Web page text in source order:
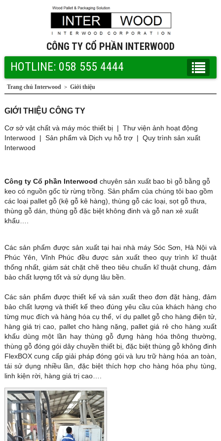
CÔNG TY CỔ PHẦN INTERWOOD
HOTLINE: 058 555 4444
Trang chủ Interwood > Giới thiệu
GIỚI THIỆU CÔNG TY
Cơ sở vật chất và máy móc thiết bị| Thư viện ảnh hoạt động
Interwood | Sản phẩm và Dịch vụ hỗ trợ| Quy trình sản xuất
Interwood
Công ty Cổ phần Interwood chuyên sản xuất bao bì gỗ bằng gỗ
keo có nguồn gốc từ rừng trồng. Sản phẩm của chúng tôi bao gồm
các loại pallet gỗ (kệ gỗ kê hàng), thùng gỗ các loại, sọt gỗ thưa,
thùng gỗ dán, thùng gỗ đặc biệt không đinh và gỗ nan xẻ xuất
khẩu….
Các sản phẩm được sản xuất tại hai nhà máy Sóc Sơn, Hà Nội và
Phúc Yên, Vĩnh Phúc đều được sản xuất theo quy trình kĩ thuật
thống nhất, giám sát chặt chẽ theo tiêu chuẩn kĩ thuật chung, đảm
bảo chất lượng tốt và sử dụng lâu bền.
Các sản phẩm được thiết kế và sản xuất theo đơn đặt hàng, đảm
bảo chất lượng và thiết kế theo đúng yêu cầu của khách hàng cho
từng mục đích và hàng hóa cụ thể, ví dụ pallet gỗ cho hàng điện tử,
hàng giá trị cao, pallet cho hàng nặng, pallet giá rẻ cho hàng xuất
khẩu dùng một lần hay thùng gỗ đựng hàng hóa thông thường,
thùng gỗ đóng gói dây chuyền thiết bị, đặc biệt thùng gỗ không đinh
FlexBOX cung cấp giải pháp đóng gói và lưu trữ hàng hóa an toàn,
tái sử dụng nhiều lần, đặc biệt thích hợp cho hàng hóa phụ tùng,
linh kiện rời, hàng giá trị cao….